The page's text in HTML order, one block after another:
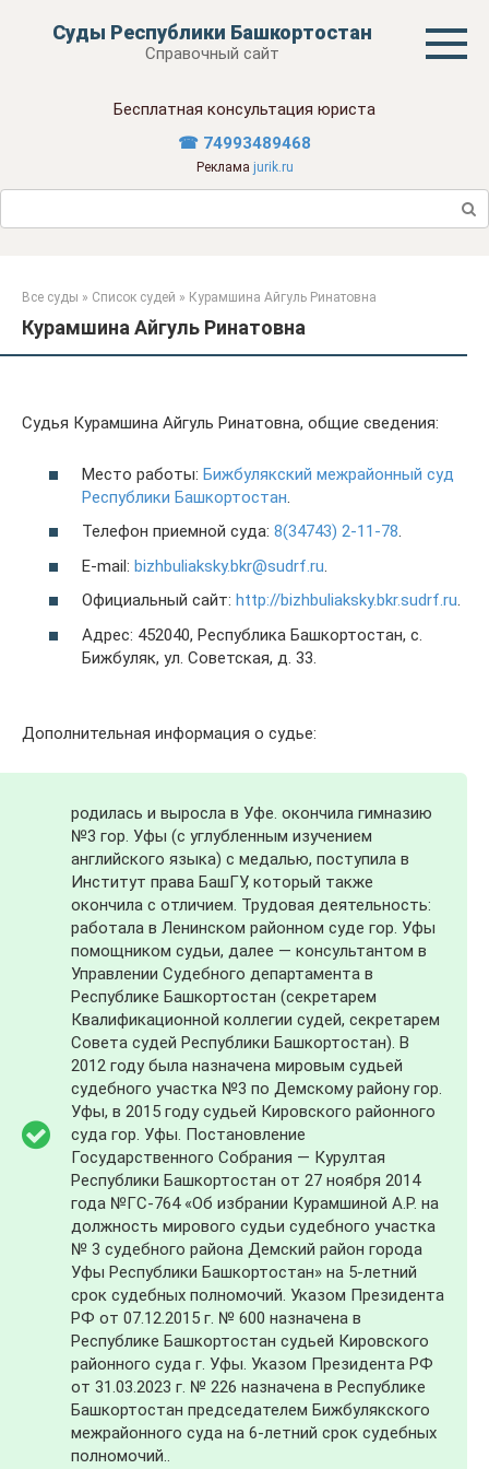
Суды Республики Башкортостан
Справочный сайт
Бесплатная консультация юриста
☎ 74993489468
Реклама jurik.ru
Поиск:
Все суды » Список судей » Курамшина Айгуль Ринатовна
Курамшина Айгуль Ринатовна
Судья Курамшина Айгуль Ринатовна, общие сведения:
Место работы: Бижбулякский межрайонный суд
Республики Башкортостан
Телефон приемной суда: 8(34743) 2-11-78.
E-mail: bizhbuliaksky.bkr@sudrf.ru
Официальный сайт: http://bizhbuliaksky.bkr.sudrf.ru.
Адрес: 452040, Республика Башкортостан, с.
Бижбуляк, ул. Советская, д. 33.
Дополнительная информация о судье:
родилась и выросла в Уфе. окончила гимназию
№3 гор. Уфы (с углубленным изучением
английского языка) с медалью, поступила в
Институт права БашГУ, который также
окончила с отличием. Трудовая деятельность:
работала в Ленинском районном суде гор. Уфы
помощником судьи, далее — консультантом в
Управлении Судебного департамента в
Республике Башкортостан (секретарем
Квалификационной коллегии судей, секретарем
Совета судей Республики Башкортостан). В
2012 году была назначена мировым судьей
судебного участка №3 по Демскому району гор.
Уфы, в 2015 году судьей Кировского районного
суда гор. Уфы. Постановление
Государственного Собрания — Курултая
Республики Башкортостан от 27 ноября 2014
года №ГС-764 «Об избрании Курамшиной А.Р. на
должность мирового судьи судебного участка
№ 3 судебного района Демский район города
Уфы Республики Башкортостан» на 5-летний
срок судебных полномочий. Указом Президента
РФ от 07.12.2015 г. № 600 назначена в
Республике Башкортостан судьей Кировского
районного суда г. Уфы. Указом Президента РФ
от 31.03.2023 г. № 226 назначена в Республике
Башкортостан председателем Бижбулякского
межрайонного суда на 6-летний срок судебных
полномочий..